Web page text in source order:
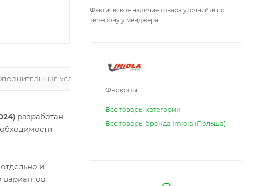
УСЛУГИ
разработан
и
вариантов
Фактическое наличие товара уточняйте по
телефону у менджера.
Фаркопы
Все товары категории
Все товары бренда Imiola (Польша)